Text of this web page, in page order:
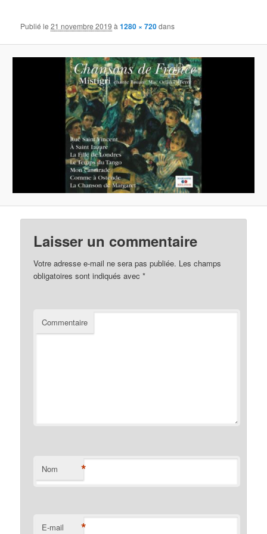
Publié le21 novembre 2019 à1280 × 720dans
Laisser un commentaire
Votre adresse e-mail ne sera pas publiée. Les champs
obligatoires sont indiqués avec*
Commentaire
Nom *
E-mail *